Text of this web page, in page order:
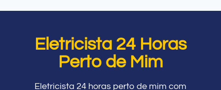
Eletricista 24 Horas
Perto de Mim
Eletricista 24 horas perto de mim com